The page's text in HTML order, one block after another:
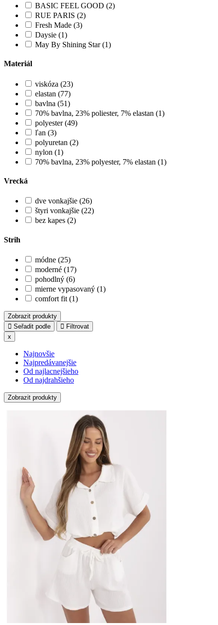
BASIC FEEL GOOD (2)
RUE PARIS (2)
Fresh Made (3)
Daysie (1)
May By Shining Star (1)
Materiál
viskóza (23)
elastan (77)
bavlna (51)
70% bavlna, 23% poliester, 7% elastan (1)
polyester (49)
ľan (3)
polyuretan (2)
nylon (1)
70% bavlna, 23% polyester, 7% elastan (1)
Vrecká
dve vonkajšie (26)
štyri vonkajšie (22)
bez kapes (2)
Strih
módne (25)
moderné (17)
pohodlný (6)
mierne vypasovaný (1)
comfort fit (1)
Zobrazit produkty
Seřadit podle
Filtrovat
x
Najnovšie
Najpredávanejšie
Od najlacnejšieho
Od najdrahšieho
Zobrazit produkty